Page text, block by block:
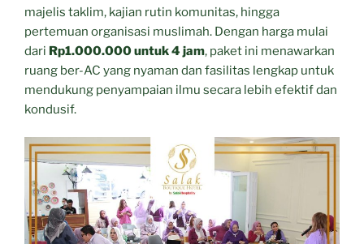
majelis taklim, kajian rutin komunitas, hingga
pertemuan organisasi muslimah. Dengan harga mulai
dari Rp1.000.000 untuk 4 jam, paket ini menawarkan
ruang ber-AC yang nyaman dan fasilitas lengkap untuk
mendukung penyampaian ilmu secara lebih efektif dan
kondusif.